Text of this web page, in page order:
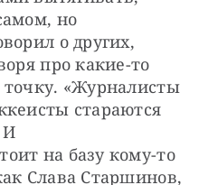
но
о других,
про какие-то
«Журналисты
стараются
И
на базу кому-то
Слава Старшинов,